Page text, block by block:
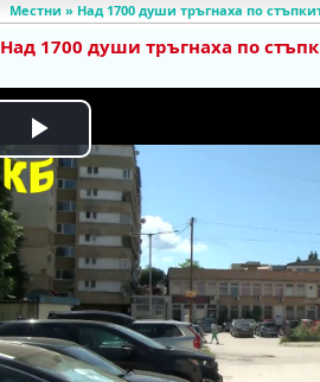
Местни » Над 1700 души тръгнаха по
Над 1700 души тръгнаха по
Play
Video